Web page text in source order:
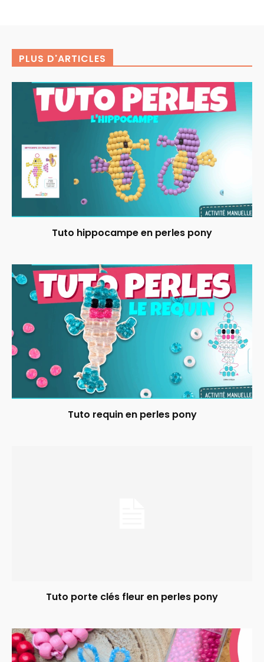
PLUS D'ARTICLES
Tuto hippocampe en perles pony
Tuto requin en perles pony
Tuto porte clés fleur en perles pony